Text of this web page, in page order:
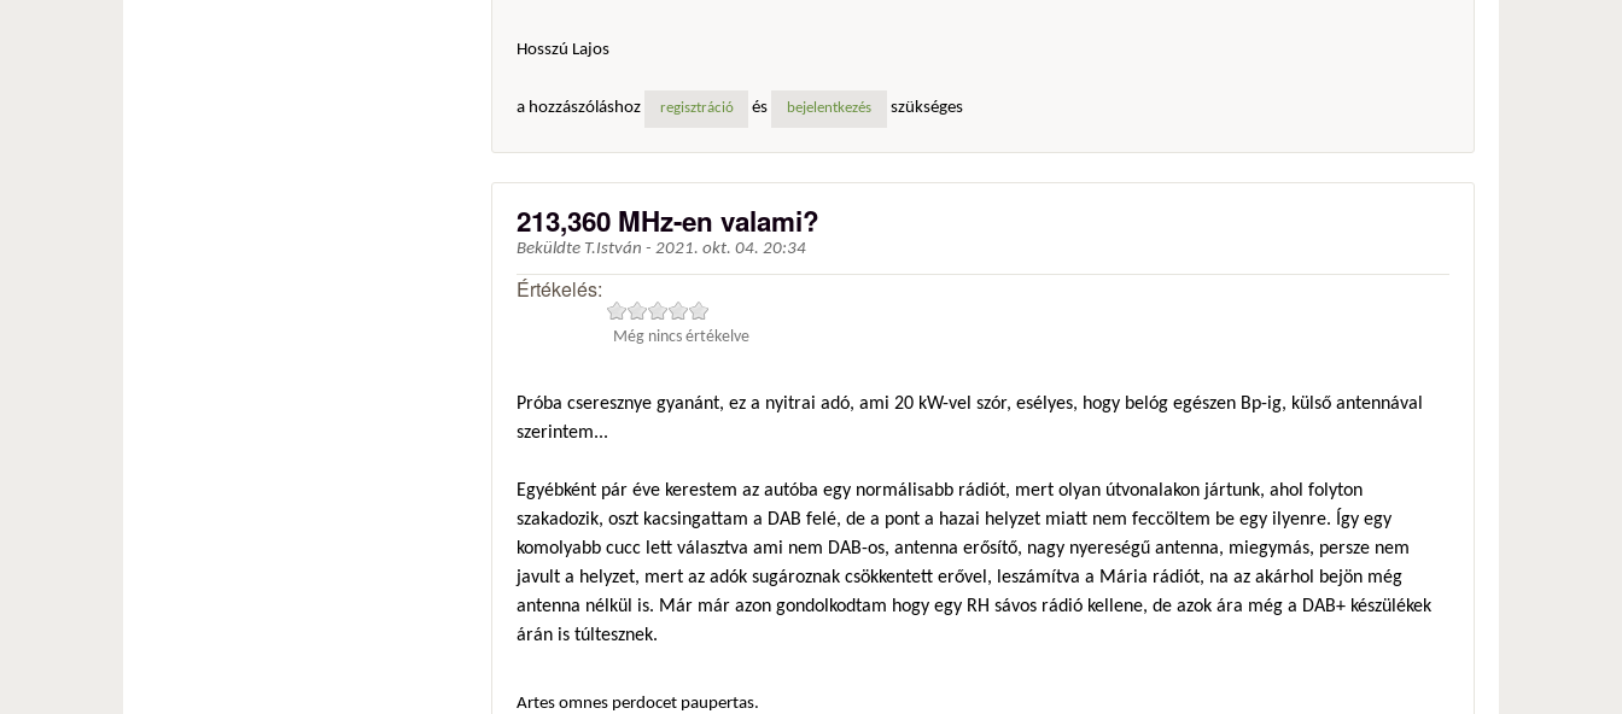
Hosszú Lajos
a hozzászóláshoz regisztráció és bejelentkezés szükséges
213,360 MHz-en valami?
Beküldte T.István - 2021. okt. 04. 20:34
Értékelés:
Még nincs értékelve
Próba cseresznye gyanánt, ez a nyitrai adó, ami 20 kW-vel szór, esélyes, hogy belóg egészen Bp-ig, külső antennával
szerintem...
Egyébként pár éve kerestem az autóba egy normálisabb rádiót, mert olyan útvonalakon jártunk, ahol folyton
szakadozik, oszt kacsingattam a DAB felé, de a pont a hazai helyzet miatt nem feccöltem be egy ilyenre. Így egy
komolyabb cucc lett választva ami nem DAB-os, antenna erősítő, nagy nyereségű antenna, miegymás, persze nem
javult a helyzet, mert az adók sugároznak csökkentett erővel, leszámítva a Mária rádiót, na az akárhol bejön még
antenna nélkül is. Már már azon gondolkodtam hogy egy RH sávos rádió kellene, de azok ára még a DAB+ készülékek
árán is túltesznek.
Artes omnes perdocet paupertas.